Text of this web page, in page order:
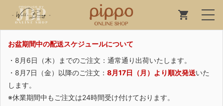
お盆期間中の配送スケジュールについて
・8月6日（木）までのご注文：通常通り出荷いたします。
・8月7日（金）以降のご注文： 8月17日（月）より順次発送いた
します。
※休業期間中もご注文は24時間受け付けております。